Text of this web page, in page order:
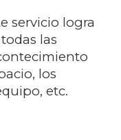
servicio logra
las
los
etc.